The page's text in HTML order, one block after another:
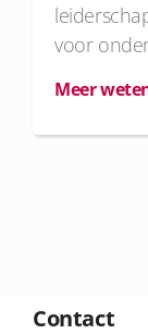
voor
Meer
Contact